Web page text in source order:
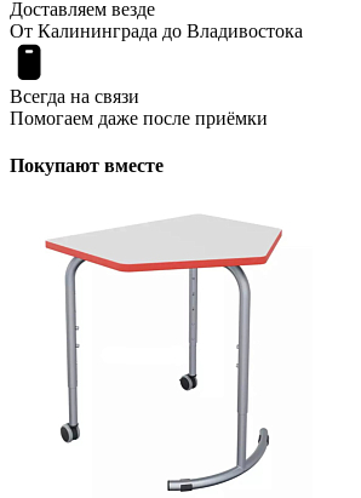
Доставляем везде
От Калининграда до Владивостока
Всегда на связи
Помогаем даже после приёмки
Покупают вместе